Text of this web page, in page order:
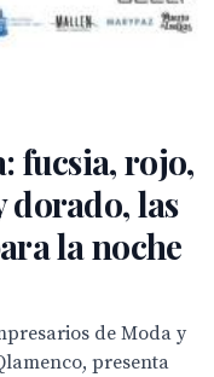
fucsia, rojo,
dorado, las
la noche
de Moda y
presenta